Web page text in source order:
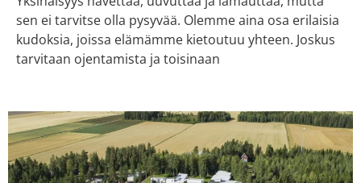
sen ei tarvitse olla pysyvää. Olemme aina osa erilaisia
kudoksia, joissa elämämme kietoutuu yhteen. Joskus
tarvitaan ojentamista ja toisinaan